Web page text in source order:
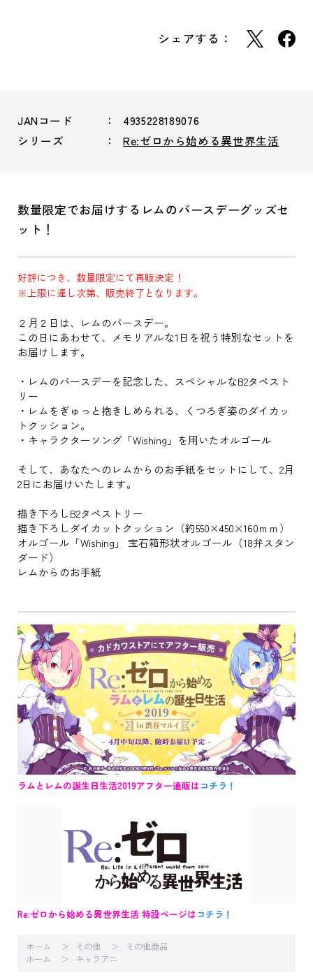
シェアする：
JANコード
4935228189076
シリーズ
Re:ゼロから始める異世界生活
数量限定でお届けするレムのバースデーグッズセ
ット！
好評につき、数量限定にて再販決定！
※上限に達し次第、販売終了となります。
２月２日は、レムのバースデー。
この日にあわせて、メモリアルな1日を祝う特別なセットを
お届けします。
・レムのバースデーを記念した、スペシャルなB2タペスト
リー
・レムをぎゅっと抱きしめられる、くつろぎ姿のダイカッ
トクッション。
・キャラクターソング「Wishing」を用いたオルゴール
そして、あなたへのレムからのお手紙をセットにして、2月
2日にお届けいたします。
描き下ろしB2タペストリー
描き下ろしダイカットクッション（約550×450×160ｍｍ）
オルゴール「Wishing」 宝石箱形状オルゴール（18弁スタン
ダード）
レムからのお手紙
ラムとレムの誕生日生活2019アフター通販はコチラ！
Re:ゼロから始める異世界生活 特設ページはコチラ！
ホーム その他
その他商品
ホーム
キャラアニ